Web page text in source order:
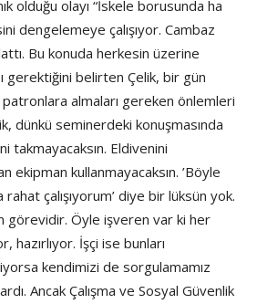
olduğu olayı “İskele borusunda ha
dengelemeye çalışıyor. Cambaz
Bu konuda herkesin üzerine
gerektiğini belirten Çelik, bir gün
almaları gereken önlemleri
dünkü seminerdeki konuşmasında
takmayacaksın. Eldivenini
ekipman kullanmayacaksın. ’Böyle
rahat çalışıyorum’ diye bir lüksün yok.
görevidir. Öyle işveren var ki her
hazırlıyor. İşçi ise bunları
kendimizi de sorgulamamız
Ancak Çalışma ve Sosyal Güvenlik